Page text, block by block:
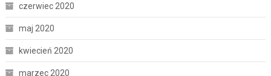
czerwiec 2020
maj 2020
kwiecień 2020
marzec 2020